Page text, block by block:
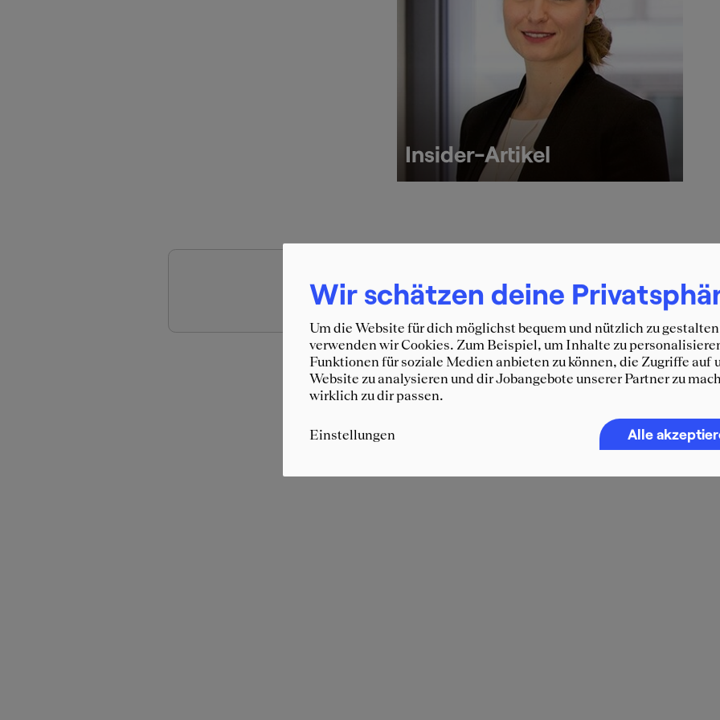
Insider-Artikel
Einmal akzeptieren Immer akzeptieren
Wir schätzen deine
Um die Website für dich möglichst bequem und nützlich zu
verwenden wir Cookies. Zum Beispiel, um Inhalte zu
Funktionen für soziale Medien anbieten zu können, die Zugriffe auf
Website zu analysieren und dir Jobangebote unserer Partner zu
wirklich zu dir passen.
Einstellungen Alle